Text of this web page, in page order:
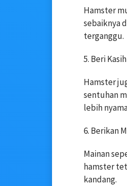
Hamster
sebaiknya
terganggu.
5. Beri
Hamster
sentuhan
lebih
6. Berikan
Mainan
hamster
kandang.